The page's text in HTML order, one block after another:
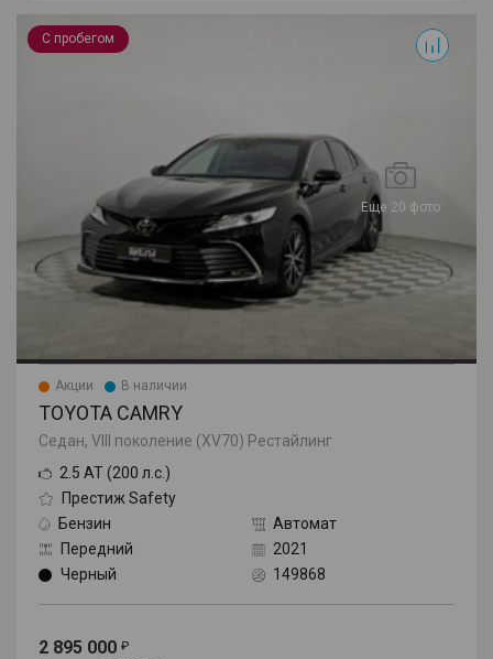
С пробегом
Еще 20 фото
Camry
Акции В наличии
TOYOTA CAMRY
Седан, VIII поколение (XV70) Рестайлинг
2.5 AT (200 л.с.)
Престиж Safety
Бензин
Автомат
Передний
2021
Черный
149868
2 895 000